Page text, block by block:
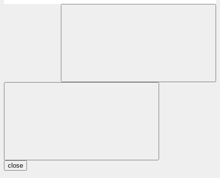
close